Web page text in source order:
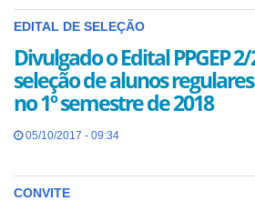
EDITAL DE SELEÇÃO
Divulgado o Edital PPGEP
seleção de alunos
no 1º semestre de 2018
05/10/2017 - 09:34
CONVITE